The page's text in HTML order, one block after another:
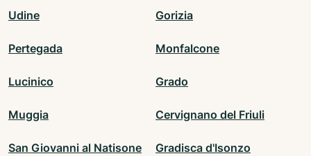
Udine Gorizia
Pertegada Monfalcone
Lucinico Grado
Muggia Cervignano del Friuli
San Giovanni al Natisone Gradisca d'Isonzo